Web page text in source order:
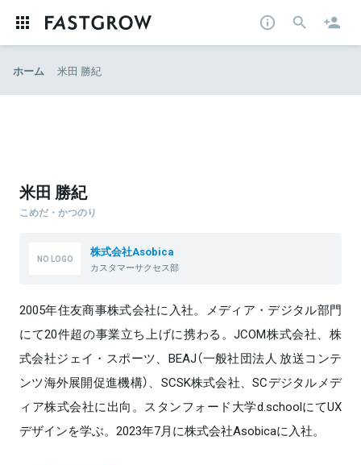
ホーム 米田 勝紀
米田 勝紀
こめだ・かつのり
株式会社Asobica
カスタマーサクセス部
2005年住友商事株式会社に入社。メディア・デジタル部門
にて20件超の事業立ち上げに携わる。JCOM株式会社、株
式会社ジェイ・スポーツ、BEAJ（一般社団法人 放送コンテ
ンツ海外展開促進機構）、SCSK株式会社、SCデジタルメデ
ィア株式会社に出向。スタンフォード大学d.schoolにてUX
デザインを学ぶ。2023年7月に株式会社Asobicaに入社。